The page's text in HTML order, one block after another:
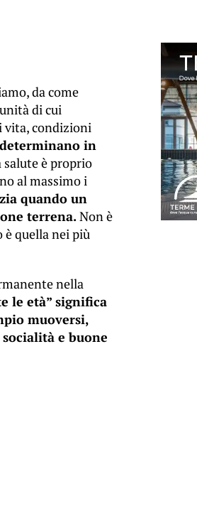
da come
di cui
vita, condizioni
in
salute è proprio
al massimo i
quando un
terrena.Non è
è quella nei più
nella
le età” significa
muoversi,
e buone